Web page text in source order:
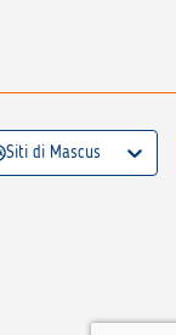
Siti di Mascus